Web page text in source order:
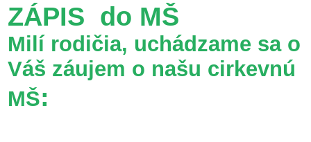
ZÁPIS do MŠ
Milí rodičia, uchádzame sa o
Váš záujem o našu cirkevnú
MŠ: